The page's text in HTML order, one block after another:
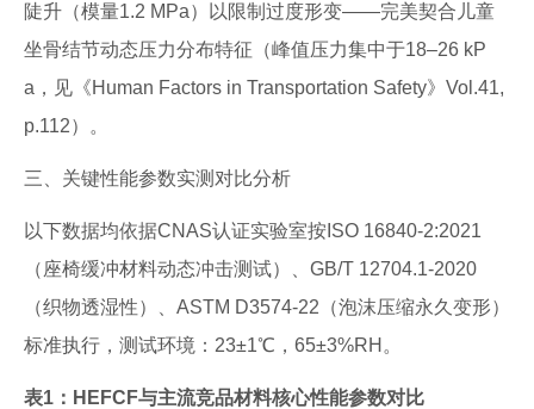
陡升（模量1.2 MPa）以限制过度形变——完美契合儿童
坐骨结节动态压力分布特征（峰值压力集中于18–26 kP
a，见《Human Factors in Transportation Safety》Vol.41,
p.112）。
三、关键性能参数实测对比分析
以下数据均依据CNAS认证实验室按ISO 16840-2:2021
（座椅缓冲材料动态冲击测试）、GB/T 12704.1-2020
（织物透湿性）、ASTM D3574-22（泡沫压缩永久变形）
标准执行，测试环境：23±1℃，65±3%RH。
表1：HEFCF与主流竞品材料核心性能参数对比